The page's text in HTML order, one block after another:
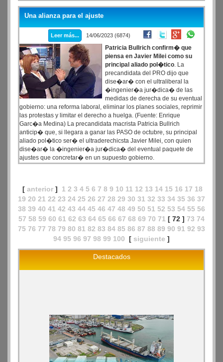
Una alianza para el ajuste
Leer más... 14/06/2023 (6874)
Patricia Bullrich confirm� que
piensa en Javier Milei como su
principal aliado pol�tico. La
precandidata del PRO dijo que
dise�ar� con el ultraliberal la
�ingenier�a jur�dica� de las
medidas de derecha de su eventual
gobierno: una reforma laboral, eliminar los planes sociales, reprimir
las protestas y limitar el derecho a huelga. (Fuente: Enrique
Garc�a Medina) La precandidata macrista Patricia Bullrich
anticip� que, si llegara a ganar las PASO de octubre, su principal
aliado pol�tico ser� el ultraderechicsta Javier Milei, con quien
dise�ar� la �ingenier�a jur�dica� del eventual paquete de
ajustes que concretar� en un supuesto gobierno.
[ anterior ] 1 2 3 4 5 6 7 8 9 10 11 12 13 14 15 16 17 18
19 20 21 22 23 24 25 26 27 28 29 30 31 32 33 34 35 36 37
38 39 40 41 42 43 44 45 46 47 48 49 50 51 52 53 54 55 56
57 58 59 60 61 62 63 64 65 66 67 68 69 70 71 [ 72 ] 73 74
75 76 77 78 79 80 81 82 83 84 85 86 87 88 89 90 91 92 93
94 95 96 97 98 99 100 [ siguiente ]
Destacados